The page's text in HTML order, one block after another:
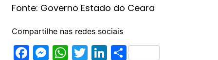
Fonte: Governo Estado do Ceara
Compartilhe nas redes sociais
F M W T Li S